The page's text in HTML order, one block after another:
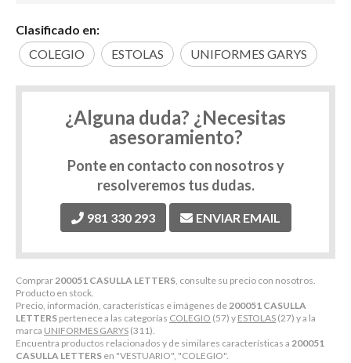
Comprar200051 CASULLA LETTERS, consulte su precio con nosotros.
Producto en stock.
Precio, información, características e imágenes de200051 CASULLA
LETTERS pertenece a las categorías COLEGIO (57) y ESTOLAS (27) y a la
marca UNIFORMES GARYS (311).
Encuentra productos relacionados y de similares características a 200051
CASULLA LETTERS en "VESTUARIO", "COLEGIO".
Clasificado en:
COLEGIO
ESTOLAS UNIFORMES GARYS
¿Alguna duda? ¿Necesitas
asesoramiento?
Ponte en contacto con nosotros y
resolveremos tus dudas.
981 330 293 ENVIAR EMAIL